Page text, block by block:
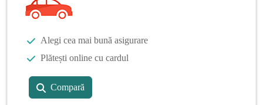
Alegi cea mai bună asigurare
Plătești online cu cardul
Compară